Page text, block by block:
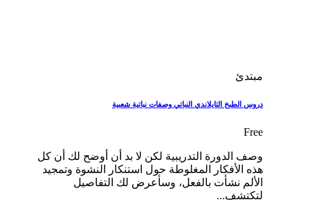
مبتدئ
دروس الطبخ التايلاندي النباتي وصفات نباتية شعبية
Free
وصف الدورة التدريبية لكن لا بد أن أوضح لك أن كل
هذه الأفكار المغلوطة حول استنكار النشوة وتمجيد
الألم نشأت بالفعل، وسأعرض لك التفاصيل
لتكتشف...